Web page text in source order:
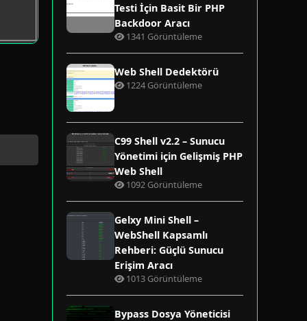
Testi İçin Basit Bir PHP
Backdoor Aracı
1341 Görüntüleme
Web Shell Dedektörü
1224 Görüntüleme
C99 Shell v2.2 – Sunucu
Yönetimi için Gelişmiş PHP
Web Shell
1092 Görüntüleme
Gelxy Mini Shell –
WebShell Kapsamlı
Rehberi: Güçlü Sunucu
Erişim Aracı
1013 Görüntüleme
Bypass Dosya Yöneticisi